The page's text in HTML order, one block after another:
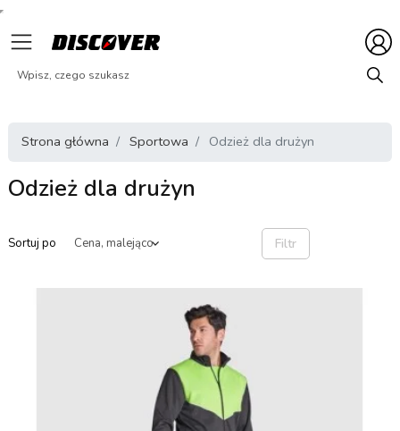
Strona główna Sportowa Odzież dla drużyn
Odzież dla drużyn
Sortuj po Filtr